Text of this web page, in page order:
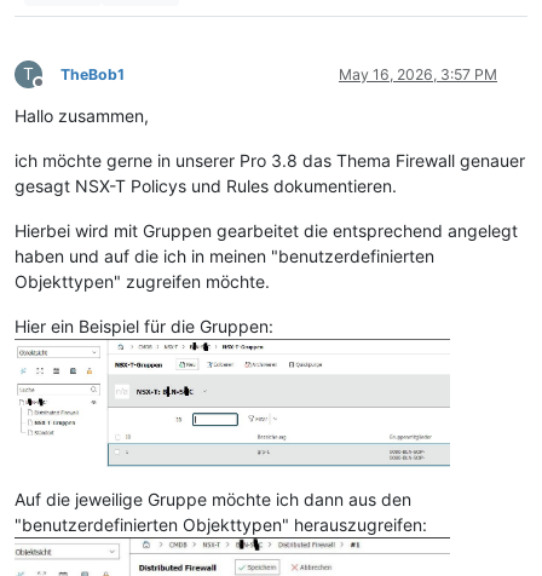
T
Offline
TheBob1 May 16, 2026, 3:57 PM
Hallo zusammen,
ich möchte gerne in unserer Pro 3.8 das Thema Firewall genauer
gesagt NSX-T Policys und Rules dokumentieren.
Hierbei wird mit Gruppen gearbeitet die entsprechend angelegt
haben und auf die ich in meinen "benutzerdefinierten
Objekttypen" zugreifen möchte.
Hier ein Beispiel für die Gruppen:
Auf die jeweilige Gruppe möchte ich dann aus den
"benutzerdefinierten Objekttypen" herauszugreifen: